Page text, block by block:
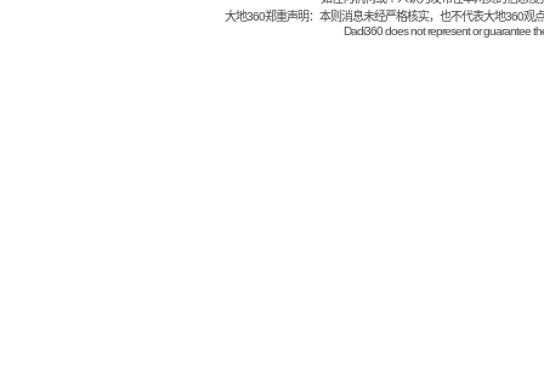
大地360郑重声明：本则消息未经严格核实，也不代表大地360观
Dadi360 does not represent or guarantee